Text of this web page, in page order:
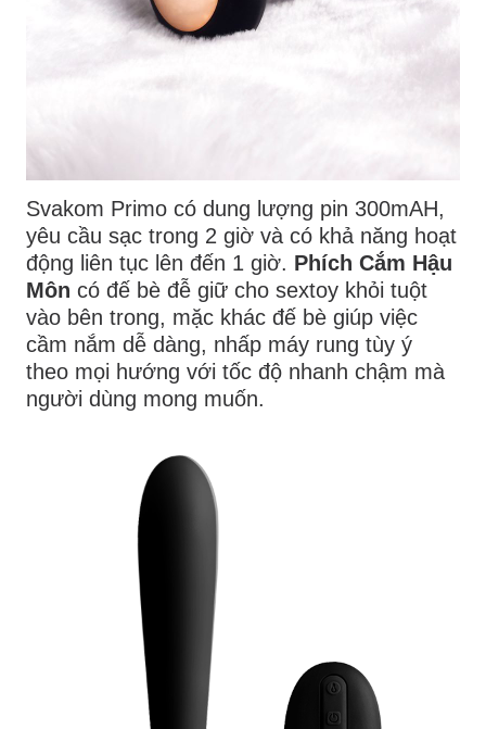
Svakom Primo có dung lượng pin 300mAH,
yêu cầu sạc trong 2 giờ và có khả năng hoạt
động liên tục lên đến 1 giờ. Phích Cắm Hậu
Môn có đế bè đễ giữ cho sextoy khỏi tuột
vào bên trong, mặc khác đế bè giúp việc
cầm nắm dễ dàng, nhấp máy rung tùy ý
theo mọi hướng với tốc độ nhanh chậm mà
người dùng mong muốn.